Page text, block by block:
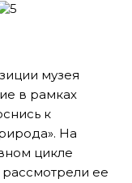
музея
в рамках
к
На
цикле
ее